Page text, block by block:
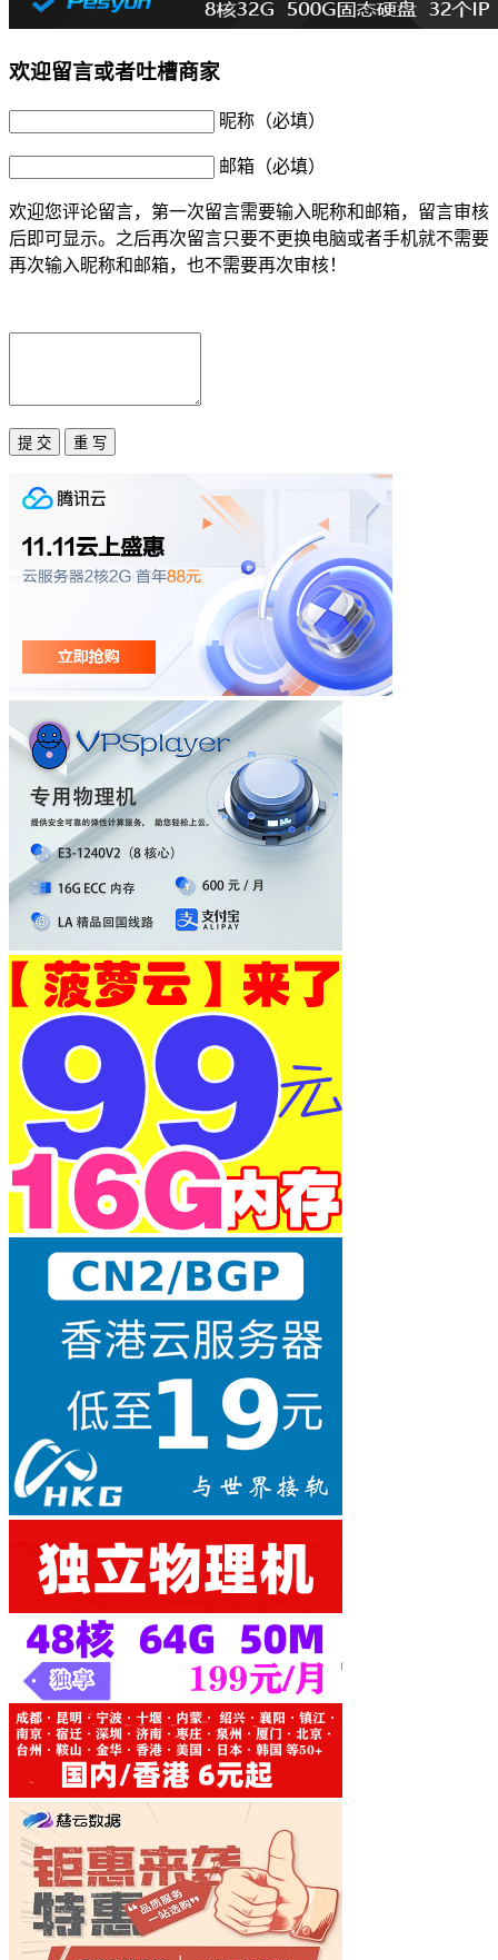
欢迎留言或者吐槽商家
昵称（必填）
邮箱（必填）
欢迎您评论留言，第一次留言需要输入昵称和邮箱，留言审核
后即可显示。之后再次留言只要不更换电脑或者手机就不需要
再次输入昵称和邮箱，也不需要再次审核！